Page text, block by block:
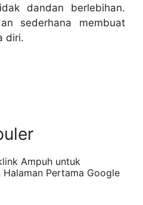
dandan berlebihan.
sederhana membuat
diri.
Ampuh untuk
Halaman Pertama Google